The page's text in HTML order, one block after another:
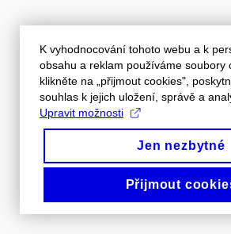
K vyhodnocování tohoto webu a k
obsahu a reklam používáme soubory
klikněte na „přijmout cookies",
souhlas k jejich uložení, správě a
Upravit možnosti
Jen nezbytné
Přijmout